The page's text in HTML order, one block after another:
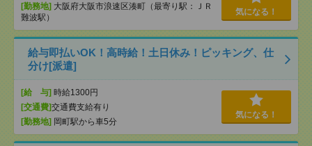
[勤務地] 大阪府大阪市浪速区湊町（最寄り駅：ＪＲ
難波駅）
気になる！
給与即払いOK！高時給！土日休み！ピッキング、仕
分け[派遣]
[給 与] 時給1300円
[交通費]交通費支給有り
[勤務地] 岡町駅から車5分
気になる！